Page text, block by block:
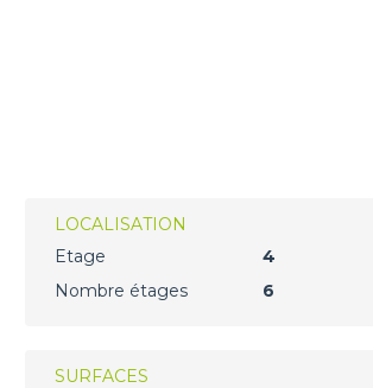
LOCALISATION
Etage
4
Nombre étages
6
SURFACES